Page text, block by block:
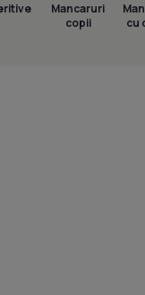
Mancaruri
copii
cu